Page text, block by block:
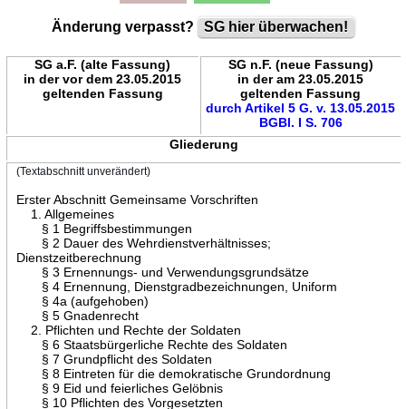
Änderung verpasst? SG hier überwachen!
SG a.F. (alte Fassung)
in der vor dem 23.05.2015
geltenden Fassung
SG n.F. (neue Fassung)
in der am 23.05.2015
geltenden Fassung
durch Artikel 5 G. v. 13.05.2015
BGBl. I S. 706
Gliederung
(Textabschnitt unverändert)
Erster Abschnitt Gemeinsame Vorschriften
1. Allgemeines
§ 1 Begriffsbestimmungen
§ 2 Dauer des Wehrdienstverhältnisses;
Dienstzeitberechnung
§ 3 Ernennungs- und Verwendungsgrundsätze
§ 4 Ernennung, Dienstgradbezeichnungen, Uniform
§ 4a (aufgehoben)
§ 5 Gnadenrecht
2. Pflichten und Rechte der Soldaten
§ 6 Staatsbürgerliche Rechte des Soldaten
§ 7 Grundpflicht des Soldaten
§ 8 Eintreten für die demokratische Grundordnung
§ 9 Eid und feierliches Gelöbnis
§ 10 Pflichten des Vorgesetzten